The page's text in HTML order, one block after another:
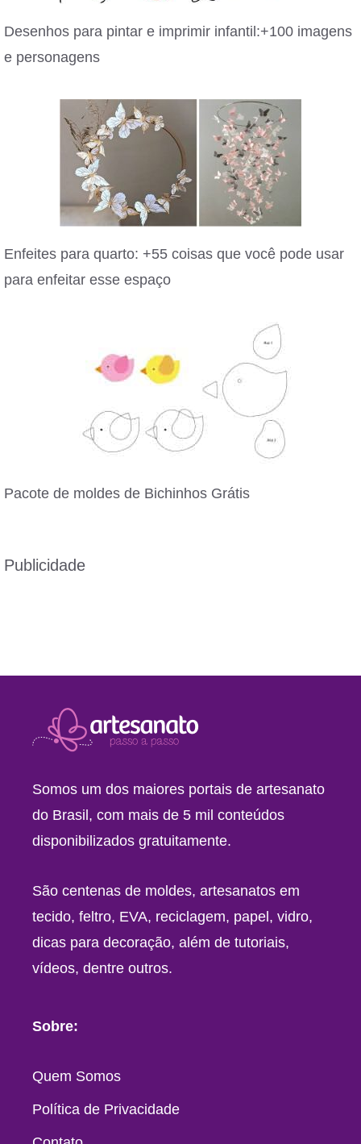
Desenhos para pintar e imprimir infantil:+100 imagens
e personagens
Enfeites para quarto: +55 coisas que você pode usar
para enfeitar esse espaço
Pacote de moldes de Bichinhos Grátis
Publicidade
Somos um dos maiores portais de artesanato
do Brasil, com mais de 5 mil conteúdos
disponibilizados gratuitamente.
São centenas de moldes, artesanatos em
tecido, feltro, EVA, reciclagem, papel, vidro,
dicas para decoração, além de tutoriais,
vídeos, dentre outros.
Sobre:
Quem Somos
Política de Privacidade